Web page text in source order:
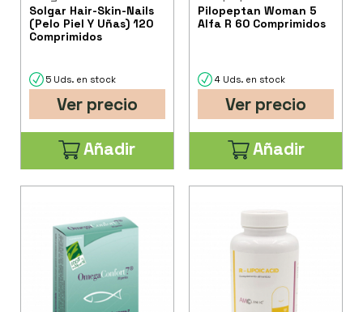
Solgar Hair-Skin-Nails
(Pelo Piel Y Uñas) 120
Comprimidos
5 Uds. en stock
Ver precio
Añadir
Pilopeptan Woman 5
Alfa R 60 Comprimidos
4 Uds. en stock
Ver precio
Añadir